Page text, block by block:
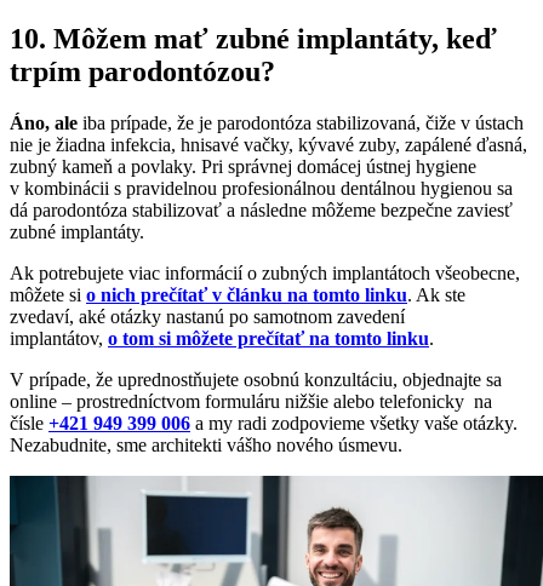
10. Môžem mať zubné implantáty, keď
trpím parodontózou?
Áno, ale iba prípade, že je parodontóza stabilizovaná, čiže v ústach
nie je žiadna infekcia, hnisavé vačky, kývavé zuby, zapálené ďasná,
zubný kameň a povlaky. Pri správnej domácej ústnej hygiene
v kombinácii s pravidelnou profesionálnou dentálnou hygienou sa
dá parodontóza stabilizovať a následne môžeme bezpečne zaviesť
zubné implantáty.
Ak potrebujete viac informácií o zubných implantátoch všeobecne,
môžete si o nich prečítať v článku na tomto linku. Ak ste
zvedaví, aké otázky nastanú po samotnom zavedení
implantátov, o tom si môžete prečítať na tomto linku.
V prípade, že uprednostňujete osobnú konzultáciu, objednajte sa
online – prostredníctvom formuláru nižšie alebo telefonicky na
čísle +421 949 399 006 a my radi zodpovieme všetky vaše otázky.
Nezabudnite, sme architekti vášho nového úsmevu.